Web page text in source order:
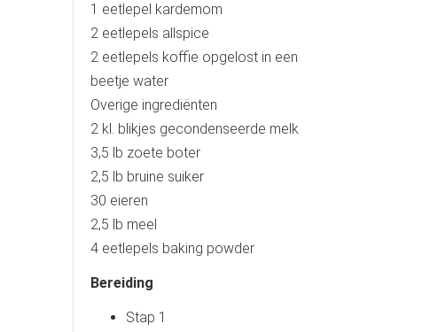
1 eetlepel kardemom
2 eetlepels allspice
2 eetlepels koffie opgelost in een
beetje water
Overige ingrediënten
2 kl. blikjes gecondenseerde melk
3,5 lb zoete boter
2,5 lb bruine suiker
30 eieren
2,5 lb meel
4 eetlepels baking powder
Bereiding
Stap 1